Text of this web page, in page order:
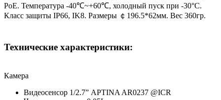
PoE. Температура -40℃~+60℃, холодный пуск при -30°C.
Класс защиты IP66, IK8. Размеры ￠196.5*62мм. Вес 360гр.
Технические характеристики:
Камера
Видеосенсор 1/2.7” APTINA AR0237 @ICR